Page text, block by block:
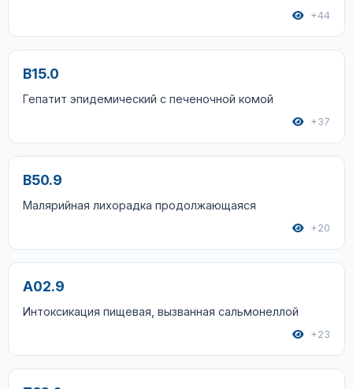
+44
B15.0
Гепатит эпидемический с печеночной комой
+37
B50.9
Малярийная лихорадка продолжающаяся
+20
A02.9
Интоксикация пищевая, вызванная сальмонеллой
+23